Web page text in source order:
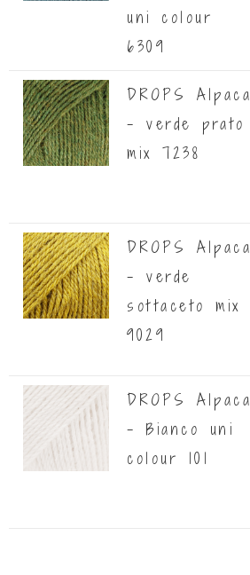
uni colour
6309
DROPS Alpaca
- verde prato
mix 7238
DROPS Alpaca
- verde
sottaceto mix
9029
DROPS Alpaca
- Bianco uni
colour 101